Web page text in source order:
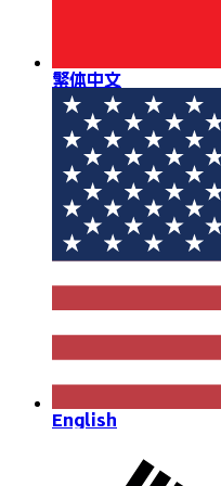
繁体中文
English